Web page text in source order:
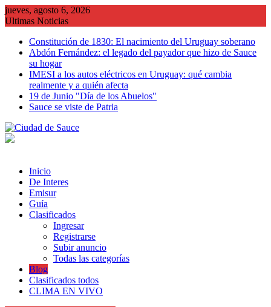
Saltar
al
jueves, agosto 6, 2026
Ultimas Noticias
Constitución de 1830: El nacimiento del Uruguay soberano
Abdón Fernández: el legado del payador que hizo de Sauce
su hogar
IMESI a los autos eléctricos en Uruguay: qué cambia
realmente y a quién afecta
19 de Junio "Día de los Abuelos"
Sauce se viste de Patria
Inicio
De Interes
Emisur
Guía
Clasificados
Ingresar
Registrarse
Subir anuncio
Todas las categorías
Blog
Clasificados todos
CLIMA EN VIVO